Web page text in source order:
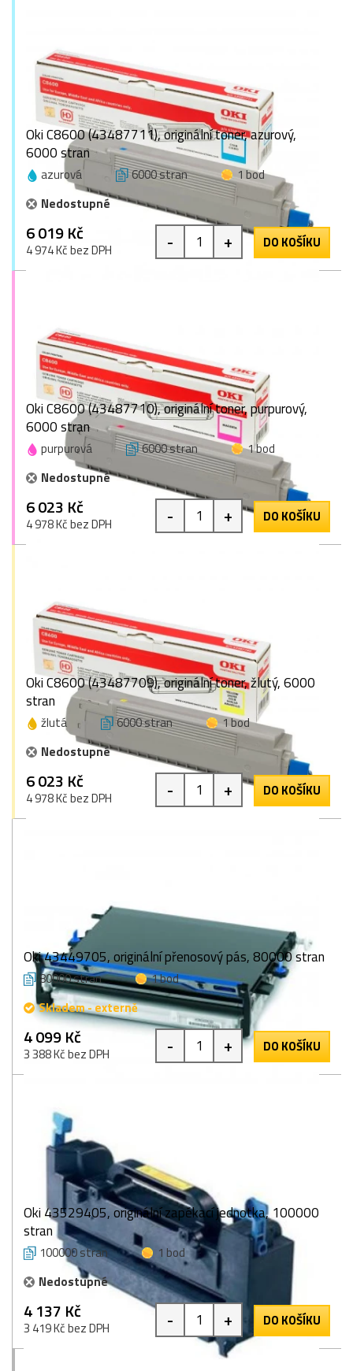
Oki C8600 (43487711), originální toner, azurový,
6000 stran
azurová 6000 stran
1 bod
Nedostupné
6 019 Kč
4 974 Kč bez DPH - + DO KOŠÍKU
Oki C8600 (43487710), originální toner, purpurový,
6000 stran
purpurová 6000 stran
1 bod
Nedostupné
6 023 Kč
4 978 Kč bez DPH - + DO KOŠÍKU
Oki C8600 (43487709), originální toner, žlutý, 6000
stran
žlutá 6000 stran
1 bod
Nedostupné
6 023 Kč
4 978 Kč bez DPH - + DO KOŠÍKU
Oki 43449705, originální přenosový pás, 80000 stran
80000 stran
1 bod
Skladem - externě
4 099 Kč
3 388 Kč bez DPH - + DO KOŠÍKU
Oki 43529405, originální zapékací jednotka, 100000
stran
100000 stran
1 bod
Nedostupné
4 137 Kč
3 419 Kč bez DPH - + DO KOŠÍKU